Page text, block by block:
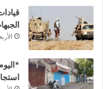
الأربعاء, 5